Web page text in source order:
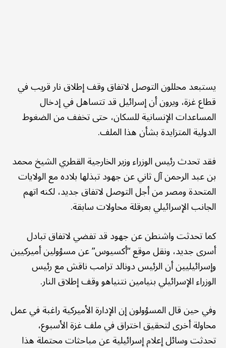
يستبعد محللون التوصل لاتفاق وقف إطلاق نار قريب في
قطاع غزة، ويرون أن إسرائيل قد تتساهل في إدخال
المساعدات الإنسانية للسكان، حتى تخفف من الضغوط
الدولية المتزايدة بشأن هذا الملف.
فقد تحدث رئيس الوزراء وزير الخارجية القطري الشيخ محمد
بن عبد الرحمن آل ثاني عن جهود تبذلها بلاده مع الولايات
المتحدة ومصر من أجل التوصل لاتفاق جديد، لكنه اتهم
الجانب الإسرائيلي بعرقلة محاولات سابقة.
كما تحدثت واشنطن عن جهود قد تفضي لاتفاق تبادل
أسرى جديد، ونقل موقع “أكسيوس” عن مسؤولين أميركيين
وإسرائيليين أن الرئيس دونالد ترامب ناقش مع رئيس
الوزراء الإسرائيلي بنيامين نتنياهو وقف إطلاق النار.
وفي حين قال المسؤولون إن الإدارة الأميركية راغبة في عمل
محاولة أخرى لتحقيق اختراق في ملف غزة الأسبوع،
تحدثت وسائل إعلام إسرائيلية عن مباحثات محتملة هذا